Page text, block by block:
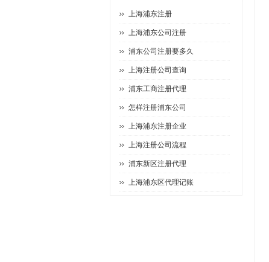
上海浦东注册
上海浦东公司注册
浦东公司注册要多久
上海注册公司查询
浦东工商注册代理
怎样注册浦东公司
上海浦东注册企业
上海注册公司流程
浦东新区注册代理
上海浦东区代理记账